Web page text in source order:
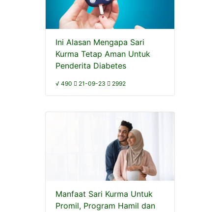
Ini Alasan Mengapa Sari
Kurma Tetap Aman Untuk
Penderita Diabetes
√ 490 21-09-23 2992
Manfaat Sari Kurma Untuk
Promil, Program Hamil dan